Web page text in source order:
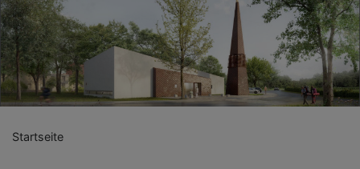
Startseite